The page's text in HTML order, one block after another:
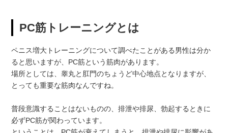
PC筋トレーニングとは
ペニス増大トレーニングについて調べたことがある男性は分か
ると思いますが、PC筋という筋肉があります。
場所としては、睾丸と肛門のちょうど中心地点となりますが、
とっても重要な筋肉なんですね。
普段意識することはないものの、排泄や排尿、勃起するときに
必ずPC筋が関わっています。